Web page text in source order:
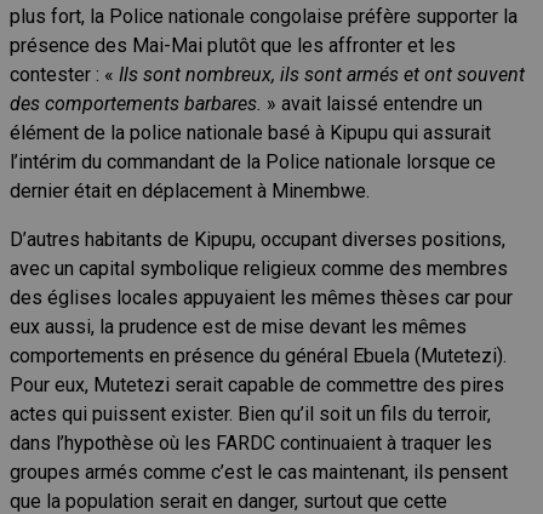
plus fort, la Police nationale congolaise préfère supporter la
présence des Mai-Mai plutôt que les affronter et les
contester : « Ils sont nombreux, ils sont armés et ont souvent
des comportements barbares. » avait laissé entendre un
élément de la police nationale basé à Kipupu qui assurait
l’intérim du commandant de la Police nationale lorsque ce
dernier était en déplacement à Minembwe.
D’autres habitants de Kipupu, occupant diverses positions,
avec un capital symbolique religieux comme des membres
des églises locales appuyaient les mêmes thèses car pour
eux aussi, la prudence est de mise devant les mêmes
comportements en présence du général Ebuela (Mutetezi).
Pour eux, Mutetezi serait capable de commettre des pires
actes qui puissent exister. Bien qu’il soit un fils du terroir,
dans l’hypothèse où les FARDC continuaient à traquer les
groupes armés comme c’est le cas maintenant, ils pensent
que la population serait en danger, surtout que cette